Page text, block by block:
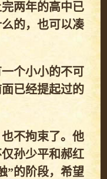
两年的高中已
的，也可以凑
个小小的不可
已经提起过的
不拘束了。他
孙少平和郝红
”的阶段，希望